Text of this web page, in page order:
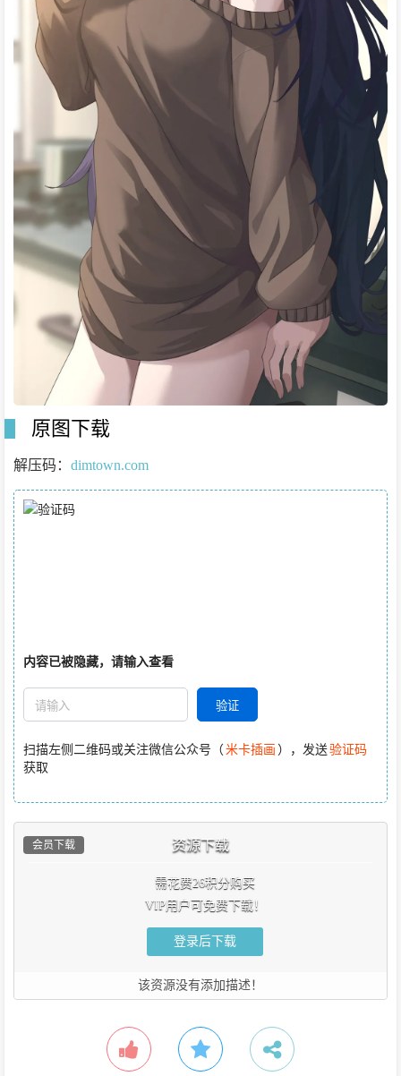
原图下载
解压码： dimtown.com
内容已被隐藏，请输入查看
扫描左侧二维码或关注微信公众号（ 米卡插画 ），发送验证码
获取
资源下载
会员下载
需花费26积分购买
VIP用户可免费下载！
登录后下载
该资源没有添加描述！